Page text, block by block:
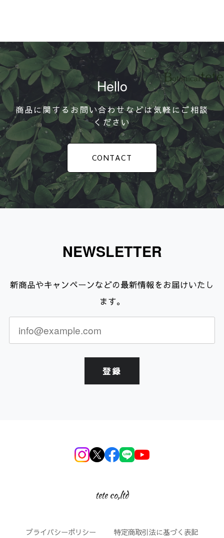
Hello
商品に関するお問い合わせなどは気軽にご相談
ください
CONTACT
NEWSLETTER
新商品やキャンペーンなどの最新情報をお届けいたし
ます。
登録
tete co,ltd
プライバシーポリシー 特定商取引法に基づく表記